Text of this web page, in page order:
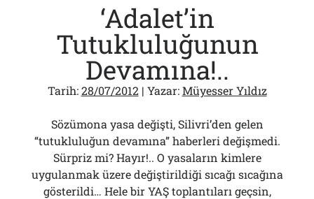
‘Adalet’in
Tutukluluğunun
Devamına!..
Tarih:28/07/2012| Yazar:Müyesser Yıldız
Sözümona yasa değişti, Silivri’den gelen
“tutukluluğun devamına” haberleri değişmedi.
Sürpriz mi? Hayır!.. O yasaların kimlere
uygulanmak üzere değiştirildiği sıcağı sıcağına
gösterildi… Hele bir YAŞ toplantıları geçsin,